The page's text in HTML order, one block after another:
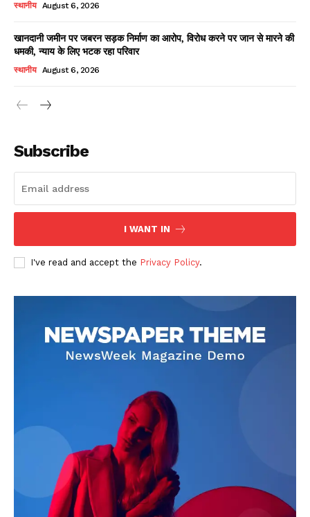
Contact us
Subscription Plans
My account
स्थानीय August 6, 2026
खानदानी जमीन पर जबरन सड़क निर्माण का आरोप, विरोध करने पर जान से मारने की
धमकी, न्याय के लिए भटक रहा परिवार
स्थानीय August 6, 2026
Subscribe
I WANT IN
I've read and accept the Privacy Policy.